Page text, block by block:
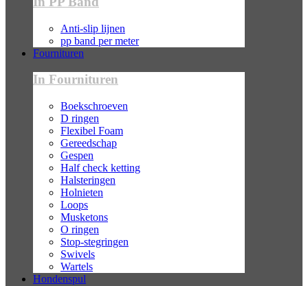
Anti-slip lijnen
pp band per meter
Fournituren
In Fournituren
Boekschroeven
D ringen
Flexibel Foam
Gereedschap
Gespen
Half check ketting
Halsteringen
Holnieten
Loops
Musketons
O ringen
Stop-stegringen
Swivels
Wartels
Hondenspul